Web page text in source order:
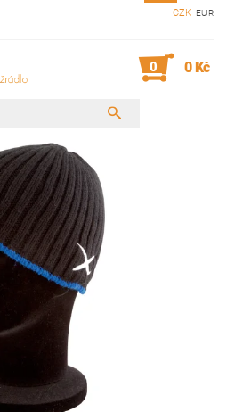
CZK EUR
0 0 Kč